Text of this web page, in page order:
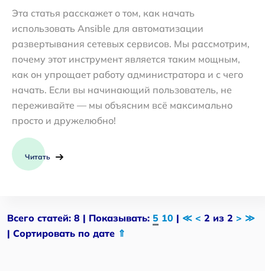
Эта статья расскажет о том, как начать
использовать Ansible для автоматизации
развертывания сетевых сервисов. Мы рассмотрим,
почему этот инструмент является таким мощным,
как он упрощает работу администратора и с чего
начать. Если вы начинающий пользователь, не
переживайте — мы объясним всё максимально
просто и дружелюбно!
Читать
Всего статей: 8 | Показывать: 5 10 | ≪ < 2 из 2 > ≫
| Сортировать по дате ⇑